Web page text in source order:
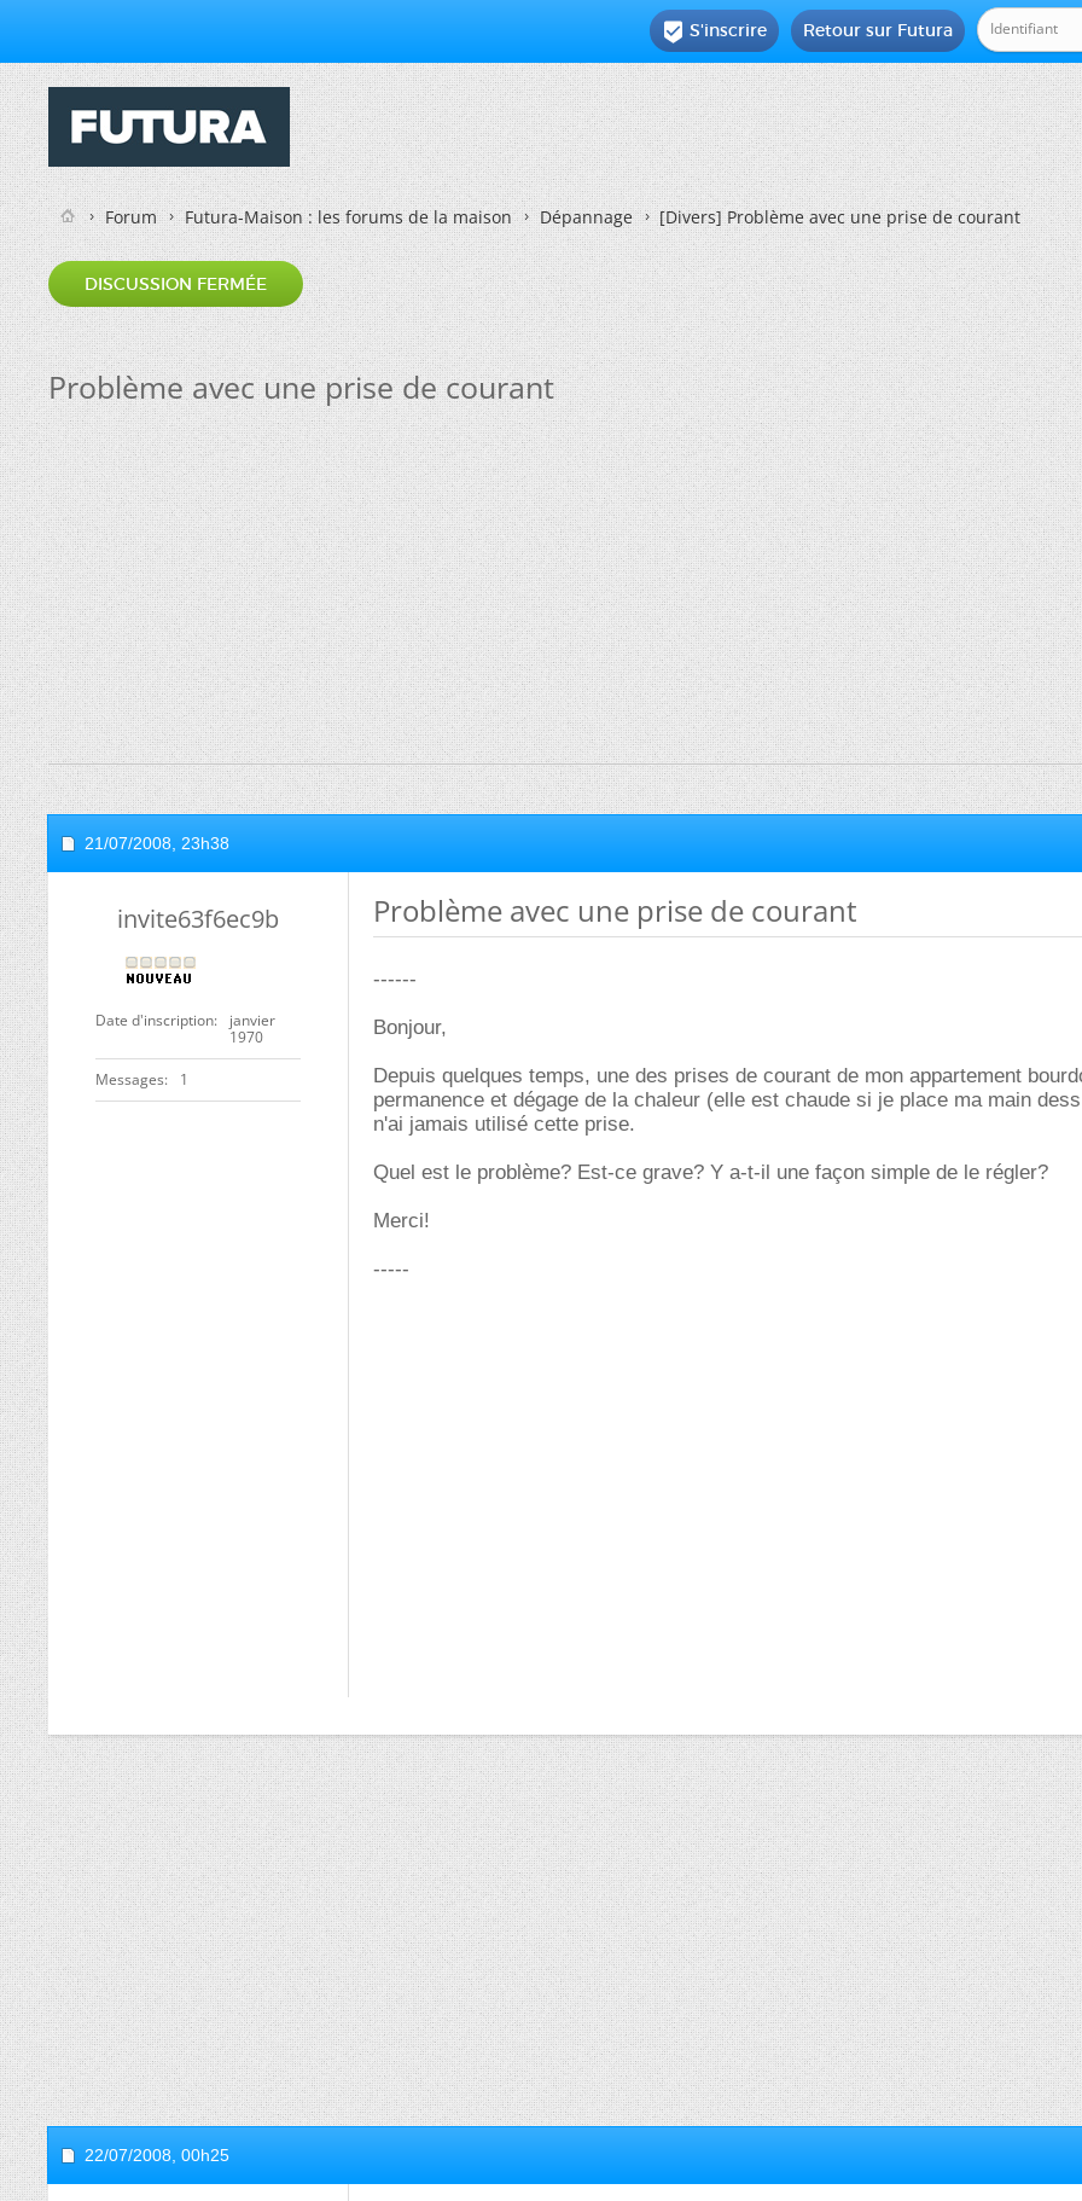
Retour sur Futura
 S'inscrire
Forum Futura-Maison : les forums de la maison Dépannage [Divers]Problème avec une prise de courant
DISCUSSION FERMÉE
Problème avec une prise de courant
21/07/2008, 23h38
invite63f6ec9b
Date d'inscription
janvier
1970
Messages 1
Problème avec une prise de courant
------
Bonjour,
Depuis quelques temps, une des prises de courant de mon appartement
permanence et dégage de la chaleur (elle est chaude si je place ma main
n'ai jamais utilisé cette prise.
Quel est le problème? Est-ce grave? Y a-t-il une façon simple de le régler?
Merci!
-----
22/07/2008, 00h25